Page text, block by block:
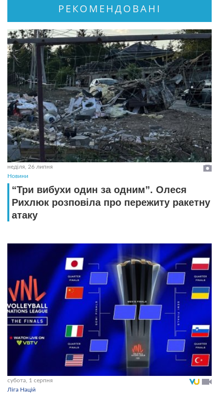
РЕКОМЕНДОВАНІ
неділя, 26 липня
Новини
“Три вибухи один за одним”. Олеся
Рихлюк розповіла про пережиту ракетну
атаку
субота, 1 серпня
Ліга Націй